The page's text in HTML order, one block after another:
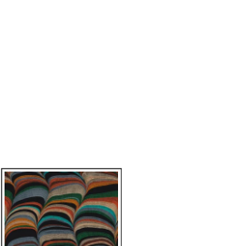
Voir tous les tissus